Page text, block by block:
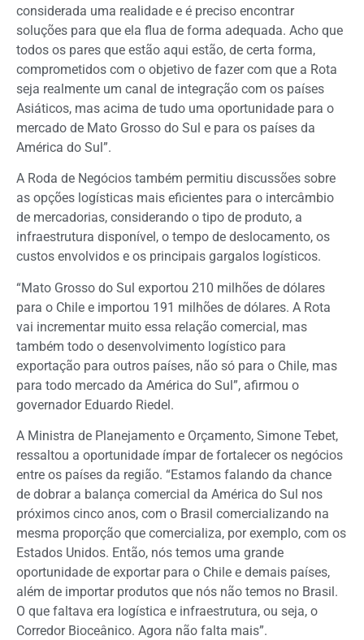
considerada uma realidade e é preciso encontrar
soluções para que ela flua de forma adequada. Acho que
todos os pares que estão aqui estão, de certa forma,
comprometidos com o objetivo de fazer com que a Rota
seja realmente um canal de integração com os países
Asiáticos, mas acima de tudo uma oportunidade para o
mercado de Mato Grosso do Sul e para os países da
América do Sul”.
A Roda de Negócios também permitiu discussões sobre
as opções logísticas mais eficientes para o intercâmbio
de mercadorias, considerando o tipo de produto, a
infraestrutura disponível, o tempo de deslocamento, os
custos envolvidos e os principais gargalos logísticos.
“Mato Grosso do Sul exportou 210 milhões de dólares
para o Chile e importou 191 milhões de dólares. A Rota
vai incrementar muito essa relação comercial, mas
também todo o desenvolvimento logístico para
exportação para outros países, não só para o Chile, mas
para todo mercado da América do Sul”, afirmou o
governador Eduardo Riedel.
A Ministra de Planejamento e Orçamento, Simone Tebet,
ressaltou a oportunidade ímpar de fortalecer os negócios
entre os países da região. “Estamos falando da chance
de dobrar a balança comercial da América do Sul nos
próximos cinco anos, com o Brasil comercializando na
mesma proporção que comercializa, por exemplo, com os
Estados Unidos. Então, nós temos uma grande
oportunidade de exportar para o Chile e demais países,
além de importar produtos que nós não temos no Brasil.
O que faltava era logística e infraestrutura, ou seja, o
Corredor Bioceânico. Agora não falta mais”.